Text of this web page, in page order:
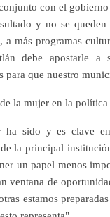
con el
y no se
a más programas
debe apostarle a
para que nuestro
la mujer en la política
sido y es clave
la principal
un papel menos
ventana de
estamos